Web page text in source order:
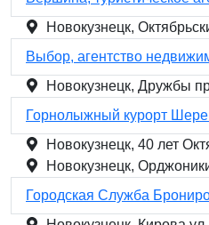
Новокузнецк,
Выбор, агентство
Новокузнецк, Дружбы
Горнолыжный курорт
Новокузнецк, 40 лет
Новокузнецк,
Городская Служба